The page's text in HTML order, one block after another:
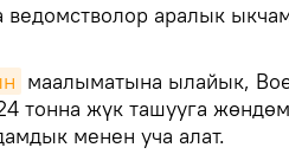
аралык
маалыматына ылайык,
тонна жүк ташууга
менен уча алат.